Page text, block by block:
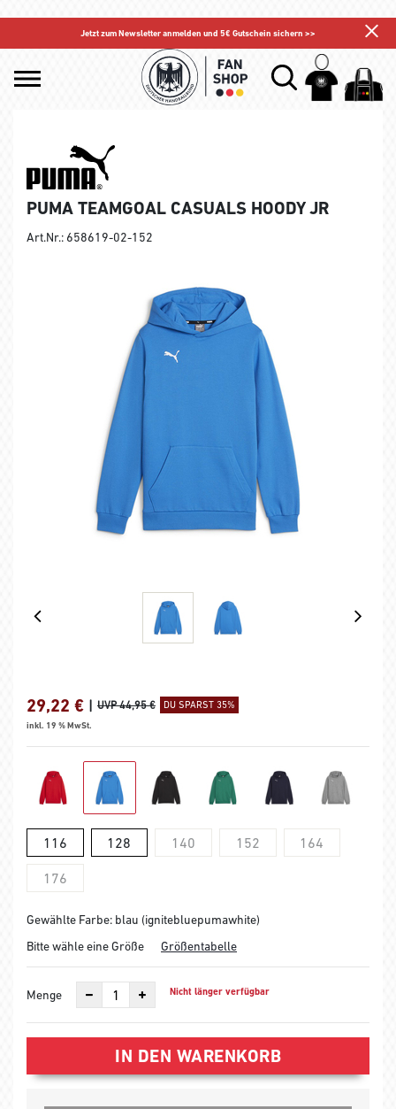
Jetzt zum Newsletter anmelden und 5€ Gutschein sichern >>
PUMA TEAMGOAL CASUALS HOODY JR
Art.Nr.: 658619-02-152
29,22 € | UVP 44,95 € DU SPARST 35%
inkl. 19 % MwSt.
116 128 140 152 164
176
Gewählte Farbe: blau (ignitebluepumawhite)
Bitte wähle eine Größe
Größentabelle
Menge Nicht länger verfügbar
IN DEN WARENKORB